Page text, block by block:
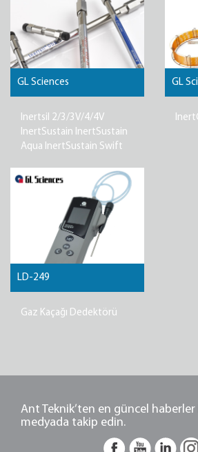
GL Sciences
Inertsil 2/3/3V/4/4V
InertSustain InertSustain
Aqua InertSustain Swift
GL
LD-249
Gaz Kaçağı Dedektörü
Ant Teknik’ten en güncel
medyada takip edin.